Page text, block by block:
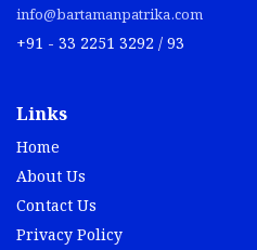
info@bartamanpatrika.com
+91 - 33 2251 3292 / 93
Links
Home
About Us
Contact Us
Privacy Policy